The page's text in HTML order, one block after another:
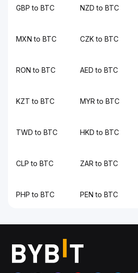
GBP to BTC NZD to BTC
MXN to BTC CZK to BTC
RON to BTC AED to BTC
KZT to BTC MYR to BTC
TWD to BTC HKD to BTC
CLP to BTC ZAR to BTC
PHP to BTC PEN to BTC